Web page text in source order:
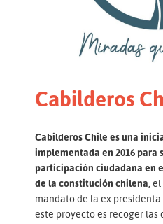
Cabilderos
Cabilderos Chile es una
implementada en 2016 para
participación ciudadana en
de la constitución chilena ,
mandato de la ex
este proyecto es recoger las